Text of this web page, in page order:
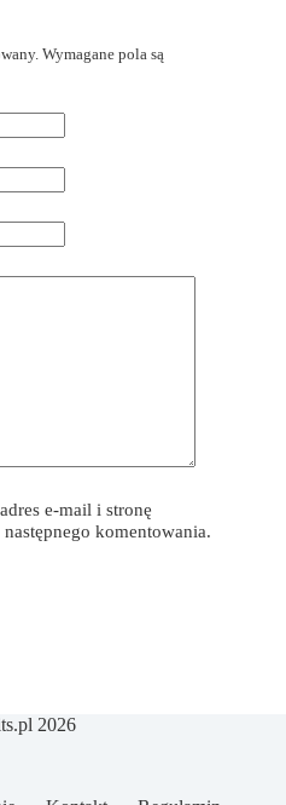
Wymagane pola są
e-mail i stronę
komentowania.
2026